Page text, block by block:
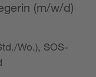
(m/w/d)
Wo.), SOS-